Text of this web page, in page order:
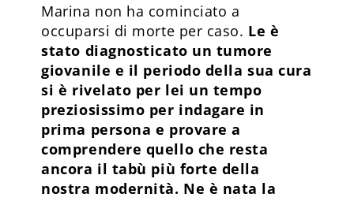
Marina non ha cominciato a
occuparsi di morte per caso. Le è
stato diagnosticato un tumore
giovanile e il periodo della sua cura
si è rivelato per lei un tempo
preziosissimo per indagare in
prima persona e provare a
comprendere quello che resta
ancora il tabù più forte della
nostra modernità. Ne è nata la